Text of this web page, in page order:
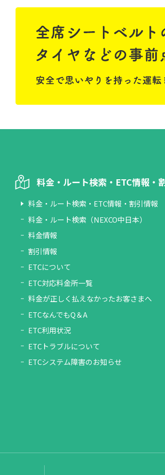
料金・ルート検索・ETC情報・
料金・ルート検索・ETC情報・割引情報
料金・ルート検索（NEXCO中日本）
料金情報
割引情報
ETCについて
ETC対応料金所一覧
料金が正しく払えなかったお客さまへ
ETCなんでもQ＆A
ETC利用状況
ETCトラブルについて
ETCシステム障害のお知らせ